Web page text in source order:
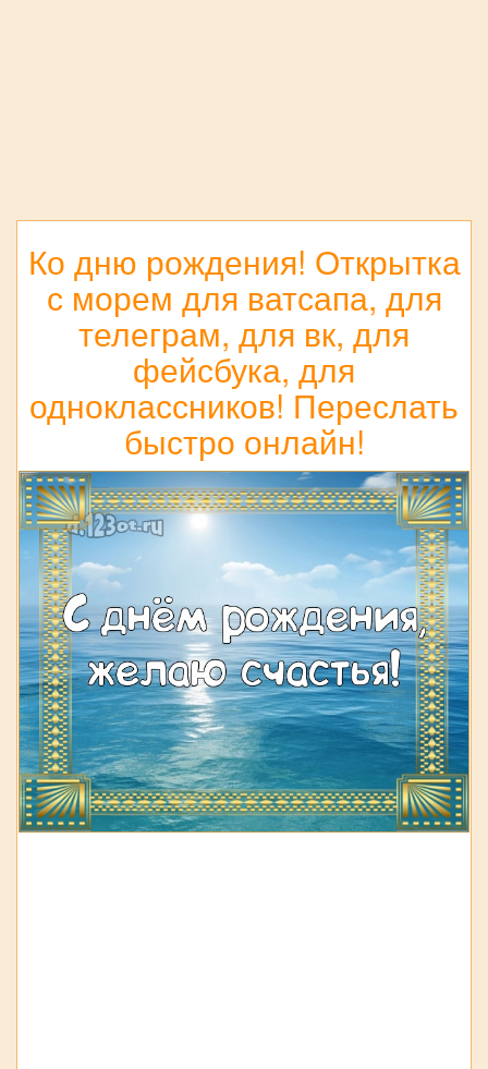
Ко дню рождения! Открытка
с морем для ватсапа, для
телеграм, для вк, для
фейсбука, для
одноклассников! Переслать
быстро онлайн!